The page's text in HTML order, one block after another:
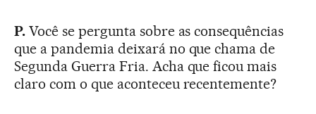
P. Você se pergunta sobre as consequências
que a pandemia deixará no que chama de
Segunda Guerra Fria. Acha que ficou mais
claro com o que aconteceu recentemente?